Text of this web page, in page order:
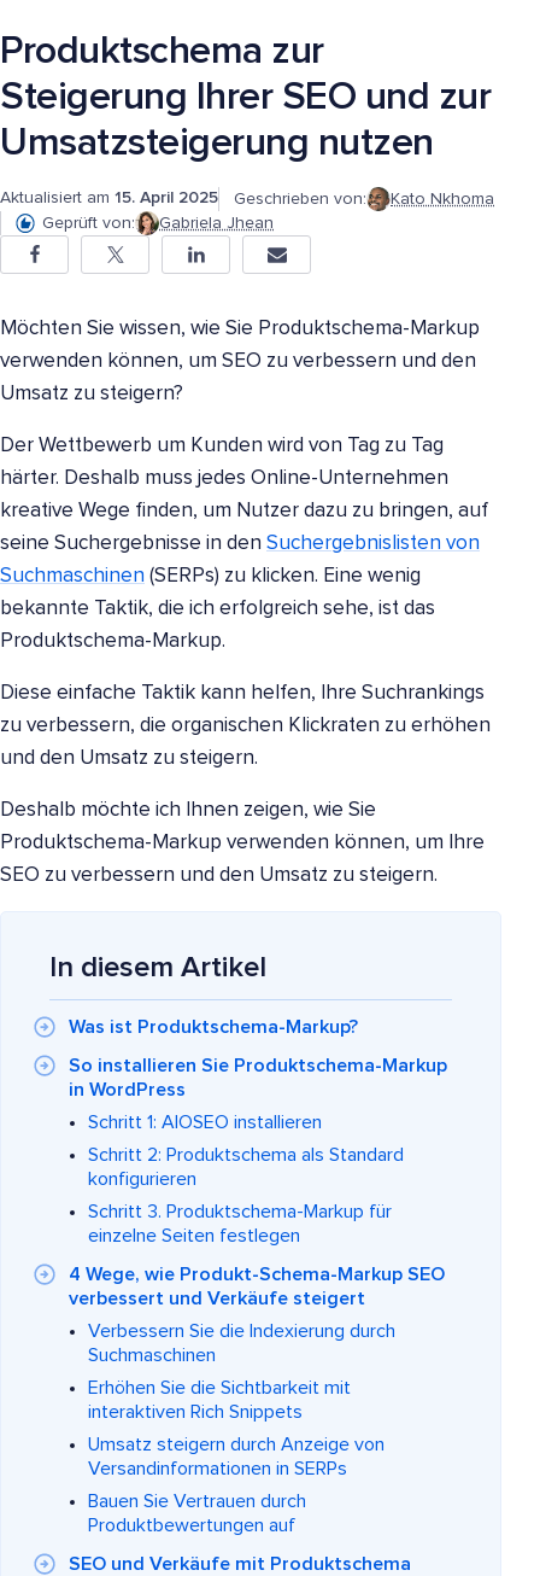
Produktschema zur
Steigerung Ihrer SEO und zur
Umsatzsteigerung nutzen
Aktualisiert am 15. April 2025 Geschrieben von:
Kato Nkhoma
Geprüft von:
Gabriela Jhean
Möchten Sie wissen, wie Sie Produktschema-Markup
verwenden können, um SEO zu verbessern und den
Umsatz zu steigern?
Der Wettbewerb um Kunden wird von Tag zu Tag
härter. Deshalb muss jedes Online-Unternehmen
kreative Wege finden, um Nutzer dazu zu bringen, auf
seine Suchergebnisse in den Suchergebnislisten von
Suchmaschinen (SERPs) zu klicken. Eine wenig
bekannte Taktik, die ich erfolgreich sehe, ist das
Produktschema-Markup.
Diese einfache Taktik kann helfen, Ihre Suchrankings
zu verbessern, die organischen Klickraten zu erhöhen
und den Umsatz zu steigern.
Deshalb möchte ich Ihnen zeigen, wie Sie
Produktschema-Markup verwenden können, um Ihre
SEO zu verbessern und den Umsatz zu steigern.
In diesem Artikel
Was ist Produktschema-Markup?
So installieren Sie Produktschema-Markup
in WordPress
Schritt 1: AIOSEO installieren
Schritt 2: Produktschema als Standard
konfigurieren
Schritt 3. Produktschema-Markup für
einzelne Seiten festlegen
4 Wege, wie Produkt-Schema-Markup SEO
verbessert und Verkäufe steigert
Verbessern Sie die Indexierung durch
Suchmaschinen
Erhöhen Sie die Sichtbarkeit mit
interaktiven Rich Snippets
Umsatz steigern durch Anzeige von
Versandinformationen in SERPs
Bauen Sie Vertrauen durch
Produktbewertungen auf
SEO und Verkäufe mit Produktschema